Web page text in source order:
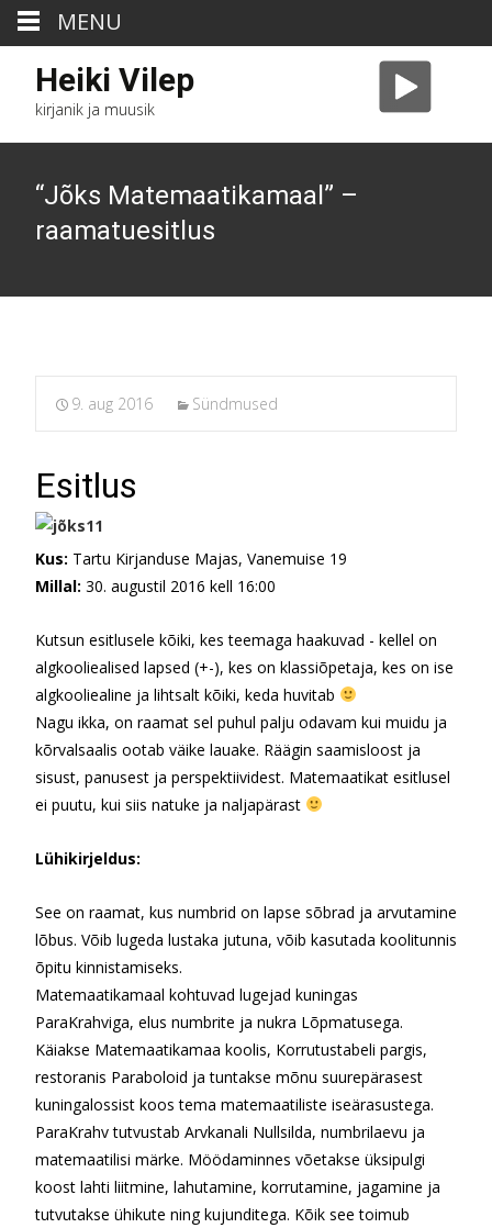
Heiki Vilep
kirjanik ja muusik
“Jõks Matemaatikamaal” –
raamatuesitlus
9. aug 2016 Sündmused
Esitlus
Kus: Tartu Kirjanduse Majas, Vanemuise 19
Millal: 30. augustil 2016 kell 16:00
Kutsun esitlusele kõiki, kes teemaga haakuvad - kellel on
algkooliealised lapsed (+-), kes on klassiõpetaja, kes on ise
algkooliealine ja lihtsalt kõiki, keda huvitab
Nagu ikka, on raamat sel puhul palju odavam kui muidu ja
kõrvalsaalis ootab väike lauake. Räägin saamisloost ja
sisust, panusest ja perspektiividest. Matemaatikat esitlusel
ei puutu, kui siis natuke ja naljapärast
Lühikirjeldus:
See on raamat, kus numbrid on lapse sõbrad ja arvutamine
lõbus. Võib lugeda lustaka jutuna, võib kasutada koolitunnis
õpitu kinnistamiseks.
Matemaatikamaal kohtuvad lugejad kuningas
ParaKrahviga, elus numbrite ja nukra Lõpmatusega.
Käiakse Matemaatikamaa koolis, Korrutustabeli pargis,
restoranis Paraboloid ja tuntakse mõnu suurepärasest
kuningalossist koos tema matemaatiliste iseärasustega.
ParaKrahv tutvustab Arvkanali Nullsilda, numbrilaevu ja
matemaatilisi märke. Möödaminnes võetakse üksipulgi
koost lahti liitmine, lahutamine, korrutamine, jagamine ja
tutvutakse ühikute ning kujunditega. Kõik see toimub
MENU